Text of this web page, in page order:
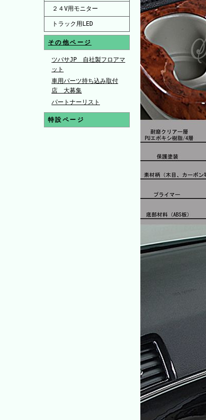
２４V用モニター
トラック用LED
その他ページ
ツバサJP 自社製フロアマ
ット
車用パーツ持ち込み取付
店 大募集
パートナーリスト
特設ページ